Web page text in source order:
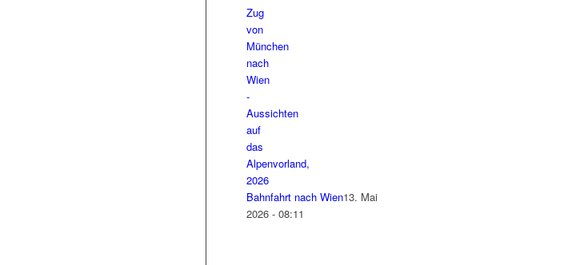
Bahnfahrt nach Wien13. Mai
2026 - 08:11